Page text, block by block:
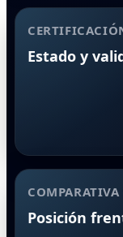
Estado y
Posición